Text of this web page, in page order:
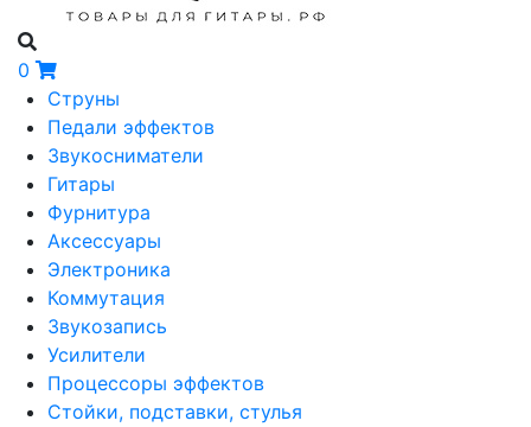
0
Струны
Педали эффектов
Звукосниматели
Гитары
Фурнитура
Аксессуары
Электроника
Коммутация
Звукозапись
Усилители
Процессоры эффектов
Стойки, подставки, стулья